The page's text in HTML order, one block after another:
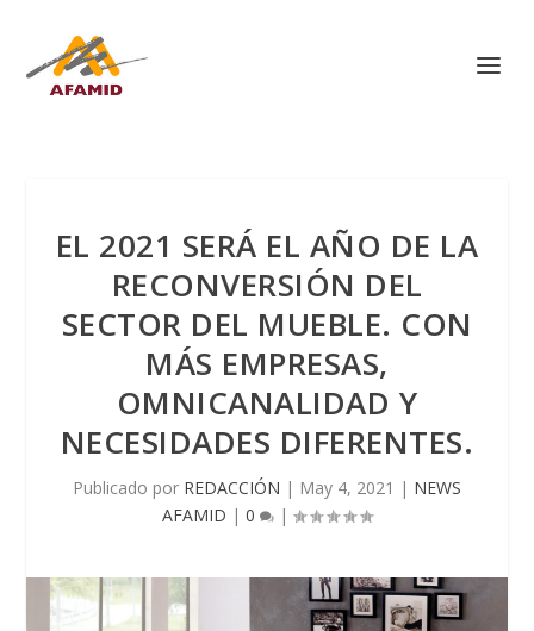
EL 2021 SERÁ EL AÑO DE LA
RECONVERSIÓN DEL
SECTOR DEL MUEBLE. CON
MÁS EMPRESAS,
OMNICANALIDAD Y
NECESIDADES DIFERENTES.
Publicado por REDACCIÓN | May 4, 2021 | NEWS
AFAMID | 0 |